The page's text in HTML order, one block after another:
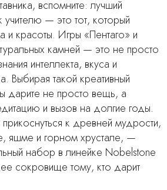
вспомните: лучший
учителю — это тот, который
и красоты. Игры «Пентаго» и
камней — это не просто
интеллекта, вкуса и
Выбирая такой креативный
дарите не просто вещь, а
и вызов на долгие годы.
к древней мудрости,
яшме и горном хрустале, —
набор в линейке Nobelstone
сокровище тому, кто дарит